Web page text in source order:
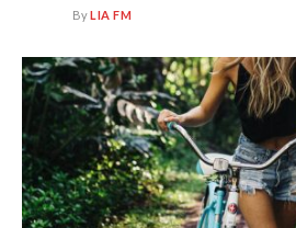
ByLIA FM